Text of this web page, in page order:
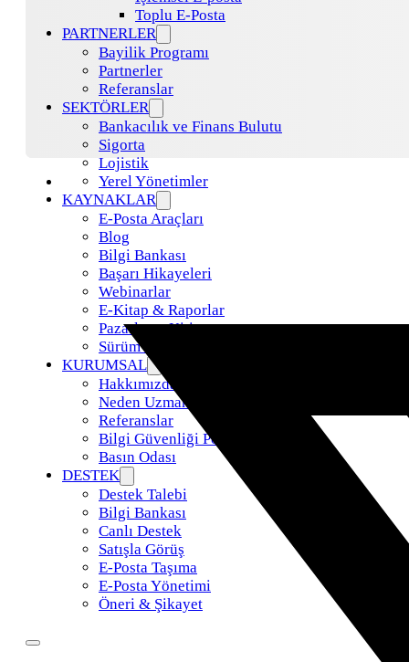
Toplu E-Posta
PARTNERLER
Bayilik Programı
Partnerler
Referanslar
SEKTÖRLER
Bankacılık ve Finans Bulutu
Sigorta
Lojistik
Yerel Yönetimler
KAYNAKLAR
E-Posta Araçları
Blog
Bilgi Bankası
Başarı Hikayeleri
Webinarlar
E-Kitap & Raporlar
Pazarlama Kiti
Sürüm Güncellemeleri
KURUMSAL
Hakkımızda
Neden Uzman Posta
Referanslar
Bilgi Güvenliği Politikamız
Basın Odası
DESTEK
Destek Talebi
Bilgi Bankası
Canlı Destek
Satışla Görüş
E-Posta Taşıma
E-Posta Yönetimi
Öneri & Şikayet